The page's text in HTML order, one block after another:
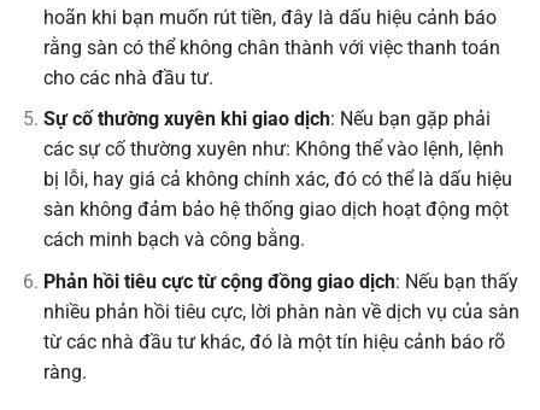
hoãn khi bạn muốn rút tiền, đây là dấu hiệu cảnh báo
rằng sàn có thể không chân thành với việc thanh toán
cho các nhà đầu tư.
Sự cố thường xuyên khi giao dịch: Nếu bạn gặp phải
các sự cố thường xuyên như: Không thể vào lệnh, lệnh
bị lỗi, hay giá cả không chính xác, đó có thể là dấu hiệu
sàn không đảm bảo hệ thống giao dịch hoạt động một
cách minh bạch và công bằng.
Phản hồi tiêu cực từ cộng đồng giao dịch: Nếu bạn thấy
nhiều phản hồi tiêu cực, lời phàn nàn về dịch vụ của sàn
từ các nhà đầu tư khác, đó là một tín hiệu cảnh báo rõ
ràng.